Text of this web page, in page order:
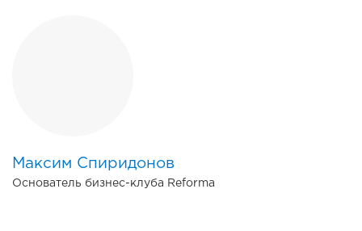
Максим Спиридонов
Основатель бизнес-клуба Reforma